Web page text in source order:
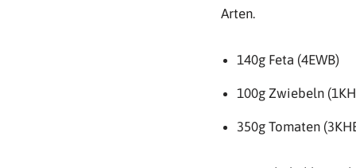
Arten.
140g Feta (4EWB)
100g Zwiebeln
350g Tomaten